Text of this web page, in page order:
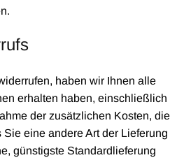
haben wir Ihnen alle
erhalten haben, einschließlich
der zusätzlichen Kosten, die
eine andere Art der Lieferung
günstigste Standardlieferung